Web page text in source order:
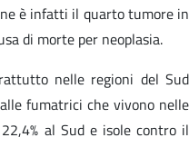
è infatti il quarto tumore in
di morte per neoplasia.
nelle regioni del Sud
fumatrici che vivono nelle
al Sud e isole contro il